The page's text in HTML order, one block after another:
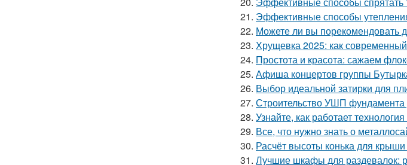
21. Эффективные способы
22. Можете ли вы порекомендовать
23. Хрущевка 2025: как
24. Простота и красота: сажаем
25. Афиша концертов группы
26. Выбор идеальной затирки для
27. Строительство УШП
28. Узнайте, как работает
29. Все, что нужно знать о
30. Расчёт высоты конька для
31. Лучшие шкафы для раздевалок: